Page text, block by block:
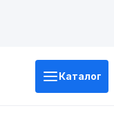
Каталог